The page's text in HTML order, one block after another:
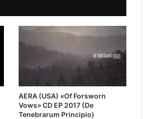
AERA (USA) «Of Forsworn
Vows» CD EP 2017 (De
Tenebrarum Principio)